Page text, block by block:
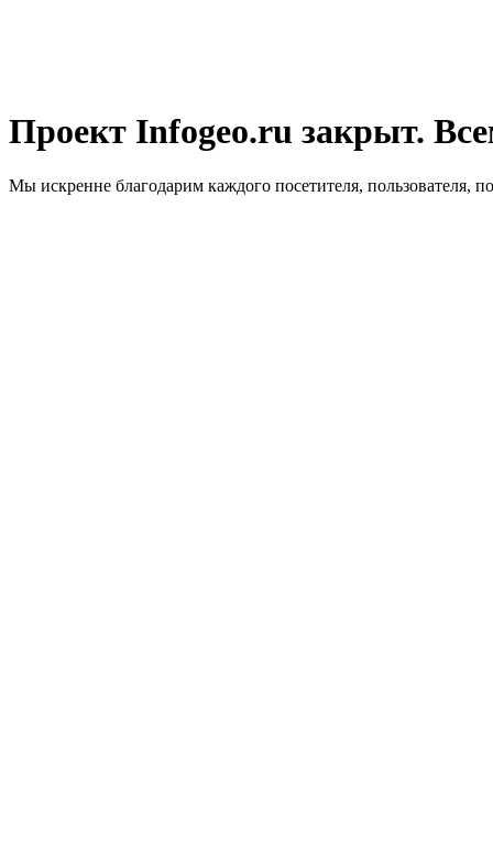
Проект Infogeo.ru закрыт.
Мы искренне благодарим каждого посетителя, пользователя,